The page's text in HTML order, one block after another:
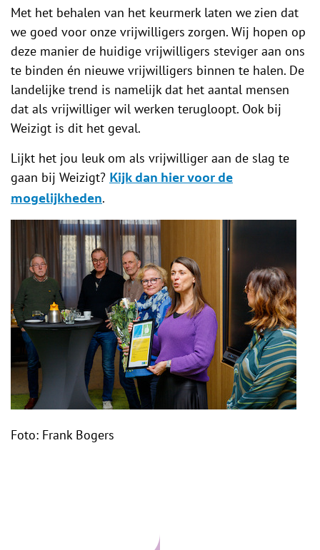
Met het behalen van het keurmerk laten we zien dat
we goed voor onze vrijwilligers zorgen. Wij hopen op
deze manier de huidige vrijwilligers steviger aan ons
te binden én nieuwe vrijwilligers binnen te halen. De
landelijke trend is namelijk dat het aantal mensen
dat als vrijwilliger wil werken terugloopt. Ook bij
Weizigt is dit het geval.
Lijkt het jou leuk om als vrijwilliger aan de slag te
gaan bij Weizigt? Kijk dan hier voor de
mogelijkheden.
Foto: Frank Bogers